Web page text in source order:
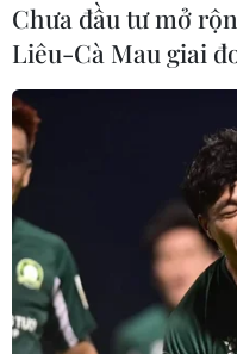
Khủng hoảng ở
Chưa đầu tư mở
Liêu-Cà Mau giai